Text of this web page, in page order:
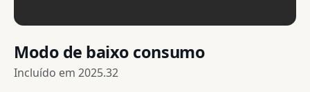
Modo de baixo consumo
Incluído em 2025.32